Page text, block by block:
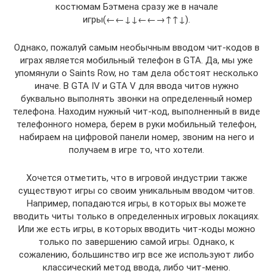
костюмам Бэтмена сразу же в начале
игры(←←↓↓←←→↑↑↓).
Однако, пожалуй самым необычным вводом чит-кодов в
играх является мобильный телефон в GTA. Да, мы уже
упомянули о Saints Row, но там дела обстоят несколько
иначе. В GTA IV и GTA V для ввода читов нужно
буквально выполнять звонки на определенный номер
телефона. Находим нужный чит-код, выполненный в виде
телефонного номера, берем в руки мобильный телефон,
набираем на цифровой панели номер, звоним на него и
получаем в игре то, что хотели.
Хочется отметить, что в игровой индустрии также
существуют игры со своим уникальным вводом читов.
Например, попадаются игры, в которых вы можете
вводить читы только в определенных игровых локациях.
Или же есть игры, в которых вводить чит-коды можно
только по завершению самой игры. Однако, к
сожалению, большинство игр все же используют либо
классический метод ввода, либо чит-меню.